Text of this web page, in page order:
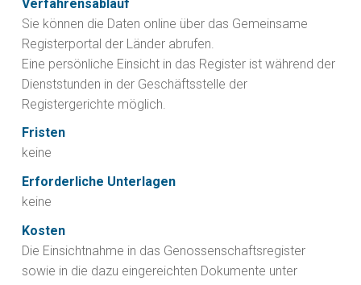
Verfahrensablauf
Sie können die Daten online über das Gemeinsame
Registerportal der Länder abrufen.
Eine persönliche Einsicht in das Register ist während der
Dienststunden in der Geschäftsstelle der
Registergerichte möglich.
Fristen
keine
Erforderliche Unterlagen
keine
Kosten
Die Einsichtnahme in das Genossenschaftsregister
sowie in die dazu eingereichten Dokumente unter